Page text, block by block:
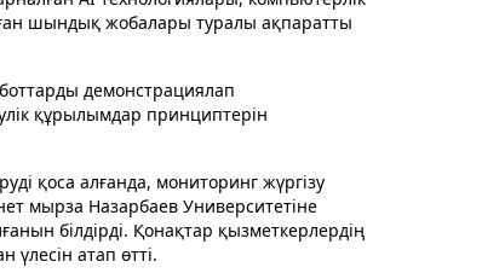
шындық жобалары туралы ақпаратты
демонстрациялап
құрылымдар принциптерін
қоса алғанда, мониторинг жүргізу
мырза Назарбаев Университетіне
білдірді. Қонақтар қызметкерлердің
атап өтті.